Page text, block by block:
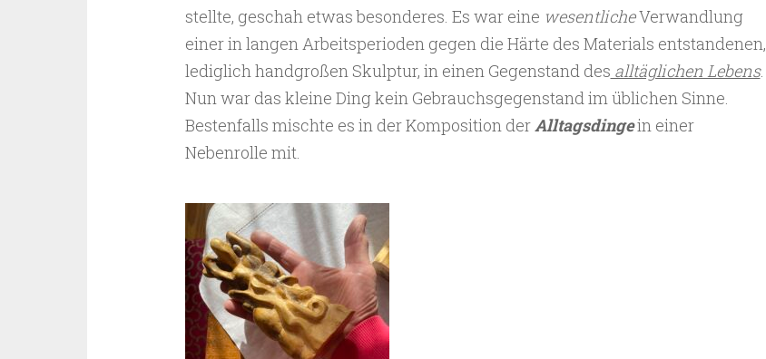
stellte, geschah etwas besonderes. Es war eine wesentlicheVerwandlung
einer in langen Arbeitsperioden gegen die Härte des Materials entstandenen,
lediglich handgroßen Skulptur, in einen Gegenstand des alltäglichen Lebens.
Nun war das kleine Ding kein Gebrauchsgegenstand im üblichen Sinne.
Bestenfalls mischte es in der Komposition derAlltagsdingein einer
Nebenrolle mit.